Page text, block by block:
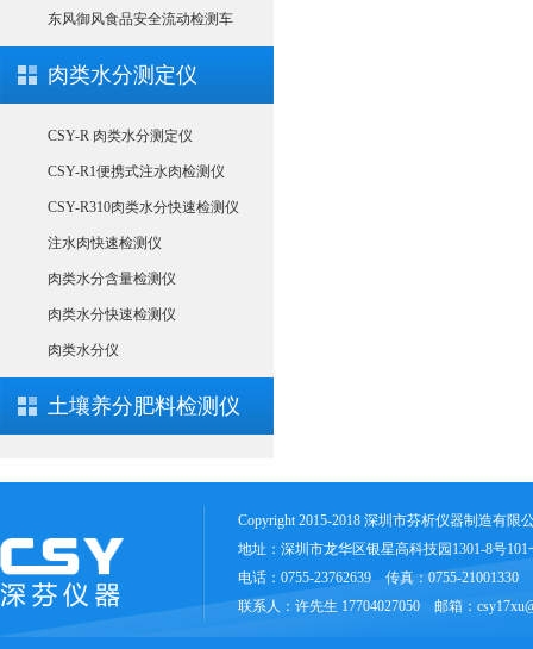
东风御风食品安全流动检测车
肉类水分测定仪
CSY-R 肉类水分测定仪
CSY-R1便携式注水肉检测仪
CSY-R310肉类水分快速检测仪
注水肉快速检测仪
肉类水分含量检测仪
肉类水分快速检测仪
肉类水分仪
土壤养分肥料检测仪
Copyright 2015-2018 深圳市芬析仪器制造有
地址：深圳市龙华区银星高科技园1301-8号101
电话：0755-23762639 传真：0755-21001330
联系人：许先生 17704027050 邮箱：